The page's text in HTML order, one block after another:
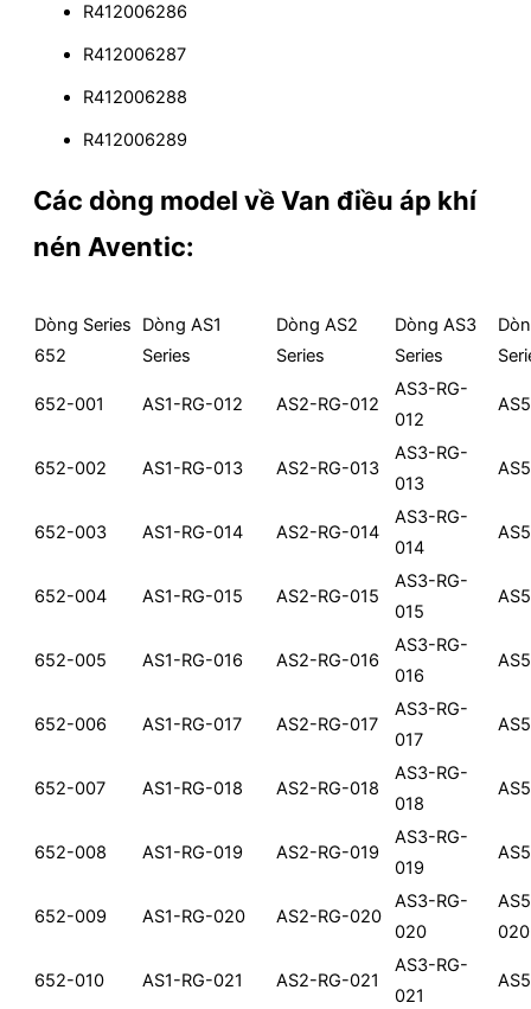
R412006286
R412006287
R412006288
R412006289
Các dòng model về Van điều áp khí
nén Aventic:
Dòng Series
652
Dòng AS1
Series
Dòng AS2
Series
Dòng AS3
Series
652-001 AS1-RG-012 AS2-RG-012
AS3-RG-
012
652-002 AS1-RG-013 AS2-RG-013
AS3-RG-
013
652-003 AS1-RG-014 AS2-RG-014
AS3-RG-
014
652-004 AS1-RG-015 AS2-RG-015
AS3-RG-
015
652-005 AS1-RG-016 AS2-RG-016
AS3-RG-
016
652-006 AS1-RG-017 AS2-RG-017
AS3-RG-
017
652-007 AS1-RG-018 AS2-RG-018
AS3-RG-
018
652-008 AS1-RG-019 AS2-RG-019
AS3-RG-
019
652-009 AS1-RG-020 AS2-RG-020
AS3-RG-
020
020
652-010 AS1-RG-021 AS2-RG-021
AS3-RG-
021